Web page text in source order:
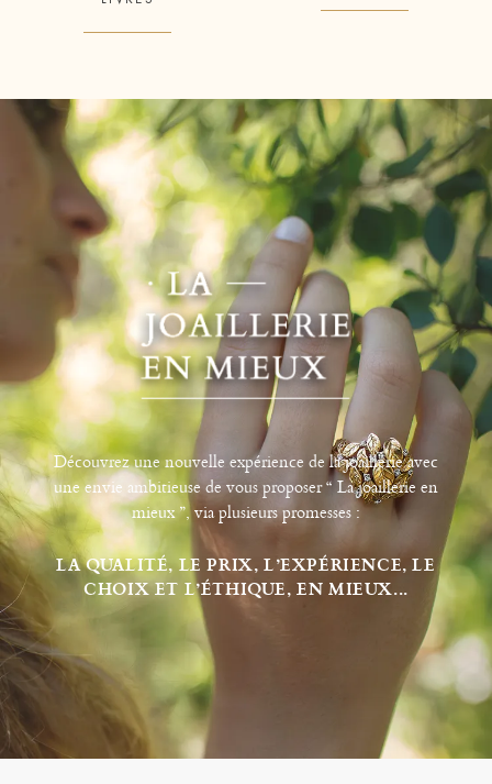
Découvrez une nouvelle expérience de la joaillerie avec
une envie ambitieuse de vous proposer “ La joaillerie en
mieux ”, via plusieurs promesses :
LA QUALITÉ, LE PRIX, L’EXPÉRIENCE, LE
CHOIX ET L’ÉTHIQUE, EN MIEUX...